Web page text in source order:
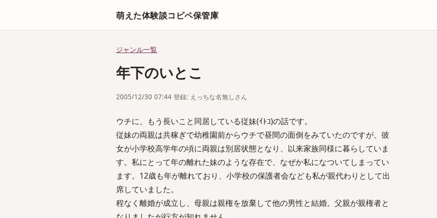
萌えた体験談コピペ保管庫
ジャンル一覧
年下のいとこ
2005/12/30 07:44 登録: えっちな名無しさん
ウチに、もう長いこと同居している従妹(ｲﾄｺ)の話です。
従妹の両親は共稼ぎで幼稚園前からウチで昼間の面倒をみていたのですが、彼
女が小学校高学年の頃に両親は別居状態となり、以来家族同様に暮らしていま
す。私にとって年の離れた妹のような存在で、なぜか私になついてしまってい
ます。12歳も年が離れており、小学校の保護者会なども私が親代わりとして出
席していました。
程なく離婚が成立し、母親は親権を放棄して他の男性と結婚。父親が親権者と